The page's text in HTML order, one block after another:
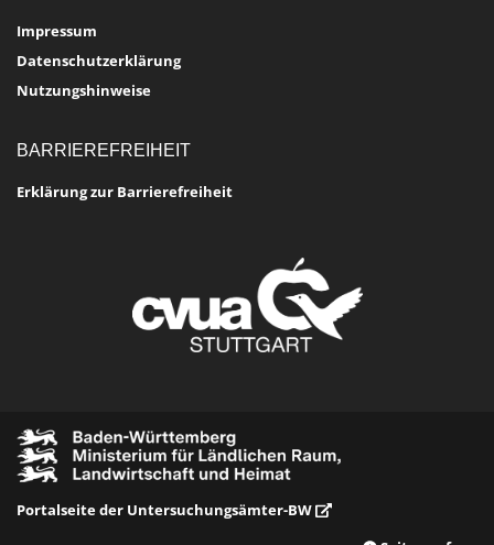
Impressum
Datenschutzerklärung
Nutzungshinweise
BARRIEREFREIHEIT
Erklärung zur Barrierefreiheit
Portalseite der Untersuchungsämter-BW